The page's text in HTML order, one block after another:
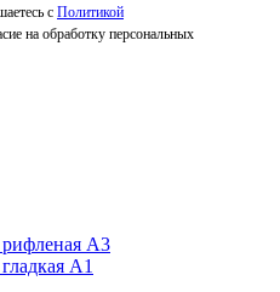
Политикой
А3
А1